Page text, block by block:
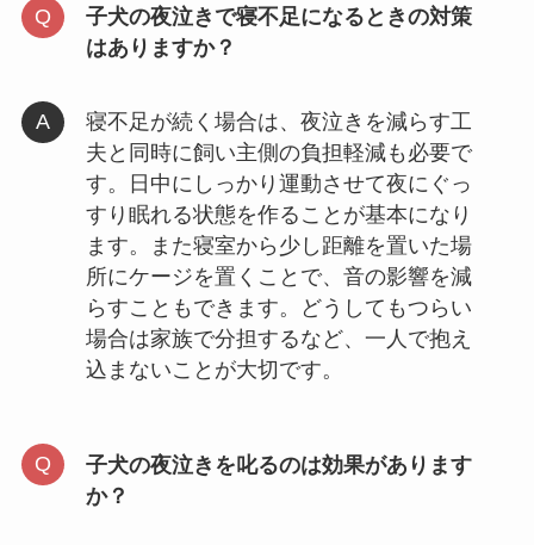
子犬の夜泣きで寝不足になるときの対策
はありますか？
寝不足が続く場合は、夜泣きを減らす工
夫と同時に飼い主側の負担軽減も必要で
す。日中にしっかり運動させて夜にぐっ
すり眠れる状態を作ることが基本になり
ます。また寝室から少し距離を置いた場
所にケージを置くことで、音の影響を減
らすこともできます。どうしてもつらい
場合は家族で分担するなど、一人で抱え
込まないことが大切です。
子犬の夜泣きを叱るのは効果があります
か？